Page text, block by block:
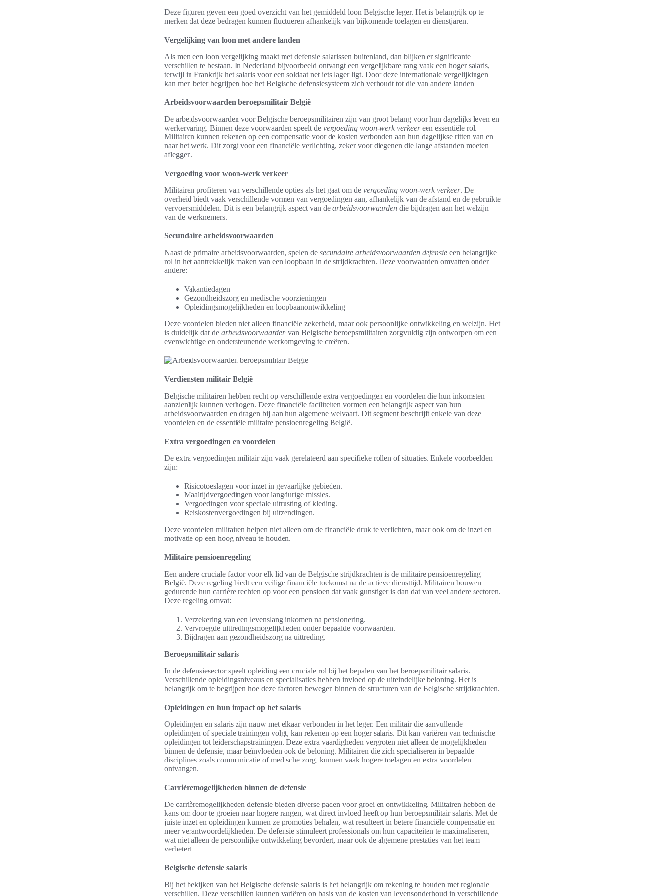
Deze figuren geven een goed overzicht van het gemiddeld loon Belgische leger. Het is belangrijk op te
merken dat deze bedragen kunnen fluctueren afhankelijk van bijkomende toelagen en dienstjaren.
Vergelijking van loon met andere landen
Als men een loon vergelijking maakt met defensie salarissen buitenland, dan blijken er significante
verschillen te bestaan. In Nederland bijvoorbeeld ontvangt een vergelijkbare rang vaak een hoger salaris,
terwijl in Frankrijk het salaris voor een soldaat net iets lager ligt. Door deze internationale vergelijkingen
kan men beter begrijpen hoe het Belgische defensiesysteem zich verhoudt tot die van andere landen.
Arbeidsvoorwaarden beroepsmilitair België
De arbeidsvoorwaarden voor Belgische beroepsmilitairen zijn van groot belang voor hun dagelijks leven en
werkervaring. Binnen deze voorwaarden speelt de vergoeding woon-werk verkeereen essentiële rol.
Militairen kunnen rekenen op een compensatie voor de kosten verbonden aan hun dagelijkse ritten van en
naar het werk. Dit zorgt voor een financiële verlichting, zeker voor diegenen die lange afstanden moeten
afleggen.
Vergoeding voor woon-werk verkeer
Militairen profiteren van verschillende opties als het gaat om de vergoeding woon-werk verkeer. De
overheid biedt vaak verschillende vormen van vergoedingen aan, afhankelijk van de afstand en de gebruikte
vervoersmiddelen. Dit is een belangrijk aspect van de arbeidsvoorwaarden die bijdragen aan het welzijn
van de werknemers.
Secundaire arbeidsvoorwaarden
Naast de primaire arbeidsvoorwaarden, spelen de secundaire arbeidsvoorwaarden defensie een belangrijke
rol in het aantrekkelijk maken van een loopbaan in de strijdkrachten. Deze voorwaarden omvatten onder
andere:
Vakantiedagen
Gezondheidszorg en medische voorzieningen
Opleidingsmogelijkheden en loopbaanontwikkeling
Deze voordelen bieden niet alleen financiële zekerheid, maar ook persoonlijke ontwikkeling en welzijn. Het
is duidelijk dat de arbeidsvoorwaarden van Belgische beroepsmilitairen zorgvuldig zijn ontworpen om een
evenwichtige en ondersteunende werkomgeving te creëren.
Verdiensten militair België
Belgische militairen hebben recht op verschillende extra vergoedingen en voordelen die hun inkomsten
aanzienlijk kunnen verhogen. Deze financiële faciliteiten vormen een belangrijk aspect van hun
arbeidsvoorwaarden en dragen bij aan hun algemene welvaart. Dit segment beschrijft enkele van deze
voordelen en de essentiële militaire pensioenregeling België.
Extra vergoedingen en voordelen
De extra vergoedingen militair zijn vaak gerelateerd aan specifieke rollen of situaties. Enkele voorbeelden
zijn:
Risicotoeslagen voor inzet in gevaarlijke gebieden.
Maaltijdvergoedingen voor langdurige missies.
Vergoedingen voor speciale uitrusting of kleding.
Reiskostenvergoedingen bij uitzendingen.
Deze voordelen militairen helpen niet alleen om de financiële druk te verlichten, maar ook om de inzet en
motivatie op een hoog niveau te houden.
Militaire pensioenregeling
Een andere cruciale factor voor elk lid van de Belgische strijdkrachten is de militaire pensioenregeling
België. Deze regeling biedt een veilige financiële toekomst na de actieve diensttijd. Militairen bouwen
gedurende hun carrière rechten op voor een pensioen dat vaak gunstiger is dan dat van veel andere sectoren.
Deze regeling omvat:
Verzekering van een levenslang inkomen na pensionering.
Vervroegde uittredingsmogelijkheden onder bepaalde voorwaarden.
Bijdragen aan gezondheidszorg na uittreding.
Beroepsmilitair salaris
In de defensiesector speelt opleiding een cruciale rol bij het bepalen van het beroepsmilitair salaris.
Verschillende opleidingsniveaus en specialisaties hebben invloed op de uiteindelijke beloning. Het is
belangrijk om te begrijpen hoe deze factoren bewegen binnen de structuren van de Belgische strijdkrachten.
Opleidingen en hun impact op het salaris
Opleidingen en salaris zijn nauw met elkaar verbonden in het leger. Een militair die aanvullende
opleidingen of speciale trainingen volgt, kan rekenen op een hoger salaris. Dit kan variëren van technische
opleidingen tot leiderschapstrainingen. Deze extra vaardigheden vergroten niet alleen de mogelijkheden
binnen de defensie, maar beïnvloeden ook de beloning. Militairen die zich specialiseren in bepaalde
disciplines zoals communicatie of medische zorg, kunnen vaak hogere toelagen en extra voordelen
ontvangen.
Carrièremogelijkheden binnen de defensie
De carrièremogelijkheden defensie bieden diverse paden voor groei en ontwikkeling. Militairen hebben de
kans om door te groeien naar hogere rangen, wat direct invloed heeft op hun beroepsmilitair salaris. Met de
juiste inzet en opleidingen kunnen ze promoties behalen, wat resulteert in betere financiële compensatie en
meer verantwoordelijkheden. De defensie stimuleert professionals om hun capaciteiten te maximaliseren,
wat niet alleen de persoonlijke ontwikkeling bevordert, maar ook de algemene prestaties van het team
verbetert.
Belgische defensie salaris
Bij het bekijken van het Belgische defensie salaris is het belangrijk om rekening te houden met regionale
verschillen. Deze verschillen kunnen variëren op basis van de kosten van levensonderhoud in verschillende